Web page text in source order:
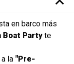
en barco más
Boat Partyte
la "Pre-